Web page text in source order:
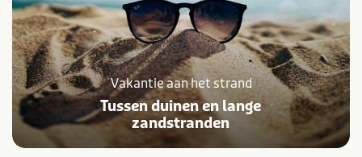
Vakantie aan het strand
Tussen duinen en lange
zandstranden